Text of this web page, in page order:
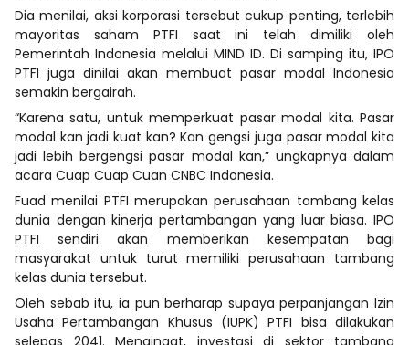
Dia menilai, aksi korporasi tersebut cukup penting, terlebih
mayoritas saham PTFI saat ini telah dimiliki oleh
Pemerintah Indonesia melalui MIND ID. Di samping itu, IPO
PTFI juga dinilai akan membuat pasar modal Indonesia
semakin bergairah.
“Karena satu, untuk memperkuat pasar modal kita. Pasar
modal kan jadi kuat kan? Kan gengsi juga pasar modal kita
jadi lebih bergengsi pasar modal kan,” ungkapnya dalam
acara Cuap Cuap Cuan CNBC Indonesia.
Fuad menilai PTFI merupakan perusahaan tambang kelas
dunia dengan kinerja pertambangan yang luar biasa. IPO
PTFI sendiri akan memberikan kesempatan bagi
masyarakat untuk turut memiliki perusahaan tambang
kelas dunia tersebut.
Oleh sebab itu, ia pun berharap supaya perpanjangan Izin
Usaha Pertambangan Khusus (IUPK) PTFI bisa dilakukan
selepas 2041. Mengingat, investasi di sektor tambang